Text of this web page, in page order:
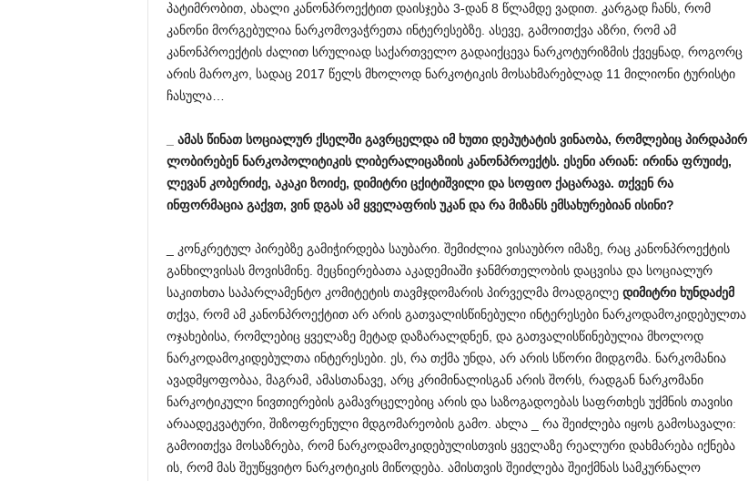
პატიმრობით, ახალი კანონპროექტით დაისჯება 3-დან 8 წლამდე ვადით. კარგად ჩანს, რომ
კანონი მორგებულია ნარკომოვაჭრეთა ინტერესებზე. ასევე, გამოითქვა აზრი, რომ ამ
კანონპროექტის ძალით სრულიად საქართველო გადაიქცევა ნარკოტურიზმის ქვეყნად, როგორც
არის მაროკო, სადაც 2017 წელს მხოლოდ ნარკოტიკის მოსახმარებლად 11 მილიონი ტურისტი
ჩასულა…
ამას წინათ სოციალურ ქსელში გავრცელდა იმ ხუთი დეპუტატის ვინაობა, რომლებიც პირდაპირ
ლობირებენ ნარკოპოლიტიკის ლიბერალიცაზიის კანონპროექტს. ესენი არიან: ირინა ფრუიძე,
ლევან კობერიძე, აკაკი ზოიძე, დიმიტრი ცქიტიშვილი და სოფიო ქაცარავა. თქვენ რა
ინფორმაცია გაქვთ, ვინ დგას ამ ყველაფრის უკან და რა მიზანს ემსახურებიან ისინი?
_ კონკრეტულ პირებზე გამიჭირდება საუბარი. შემიძლია ვისაუბრო იმაზე, რაც კანონპროექტის
განხილვისას მოვისმინე. მეცნიერებათა აკადემიაში ჯანმრთელობის დაცვისა და სოციალურ
საკითხთა საპარლამენტო კომიტეტის თავმჯდომარის პირველმა მოადგილე დიმიტრი ხუნდაძემ
თქვა, რომ ამ კანონპროექტით არ არის გათვალისწინებული ინტერესები ნარკოდამოკიდებულთა
ოჯახებისა, რომლებიც ყველაზე მეტად დაზარალდნენ, და გათვალისწინებულია მხოლოდ
ნარკოდამოკიდებულთა ინტერესები. ეს, რა თქმა უნდა, არ არის სწორი მიდგომა. ნარკომანია
ავადმყოფობაა, მაგრამ, ამასთანავე, არც კრიმინალისგან არის შორს, რადგან ნარკომანი
ნარკოტიკული ნივთიერების გამავრცელებიც არის და საზოგადოებას საფრთხეს უქმნის თავისი
არაადეკვატური, შიზოფრენული მდგომარეობის გამო. ახლა _ რა შეიძლება იყოს გამოსავალი:
გამოითქვა მოსაზრება, რომ ნარკოდამოკიდებულისთვის ყველაზე რეალური დახმარება იქნება
ის, რომ მას შეუწყვიტო ნარკოტიკის მიწოდება. ამისთვის შეიძლება შეიქმნას სამკურნალო